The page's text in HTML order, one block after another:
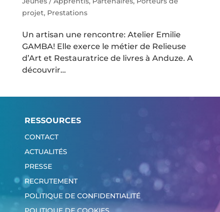
projet, Prestations
Un artisan une rencontre: Atelier Emilie
GAMBA! Elle exerce le métier de Relieuse
d’Art et Restauratrice de livres à Anduze. A
découvrir…
RESSOURCES
CONTACT
ACTUALITÉS
PRESSE
RECRUTEMENT
POLITIQUE DE CONFIDENTIALITÉ